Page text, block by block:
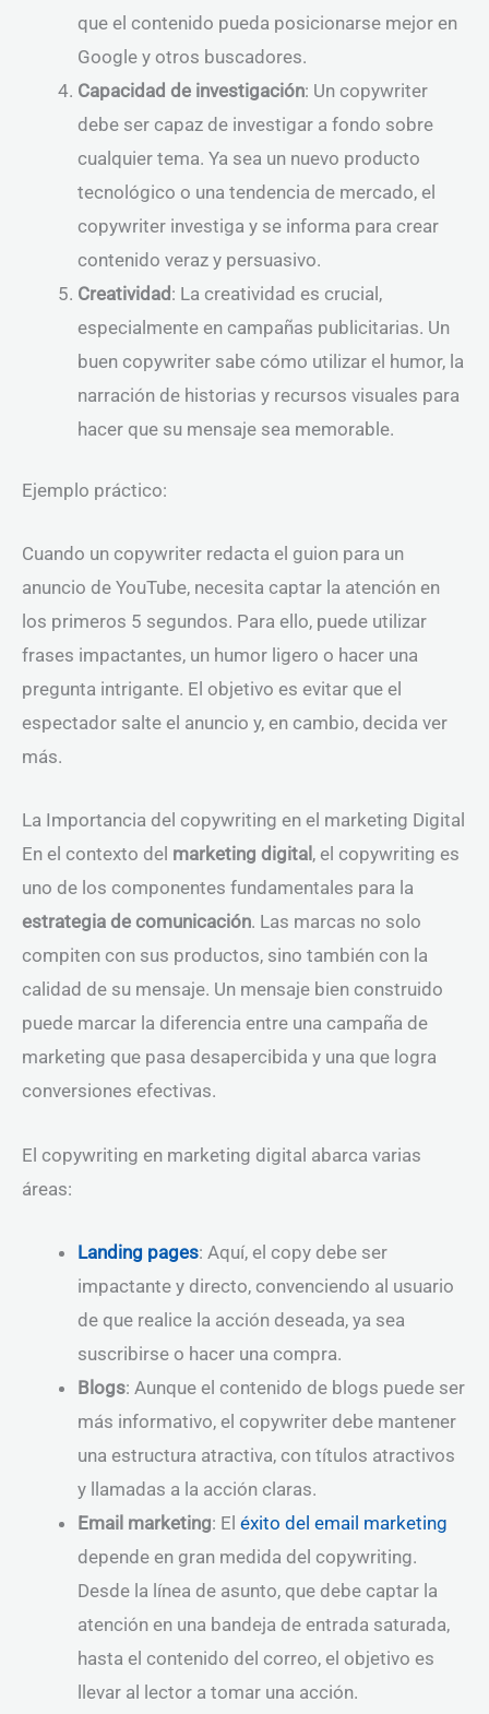
que el contenido pueda posicionarse mejor en
Google y otros buscadores.
Capacidad de investigación: Un copywriter
debe ser capaz de investigar a fondo sobre
cualquier tema. Ya sea un nuevo producto
tecnológico o una tendencia de mercado, el
copywriter investiga y se informa para crear
contenido veraz y persuasivo.
Creatividad: La creatividad es crucial,
especialmente en campañas publicitarias. Un
buen copywriter sabe cómo utilizar el humor, la
narración de historias y recursos visuales para
hacer que su mensaje sea memorable.
Ejemplo práctico:
Cuando un copywriter redacta el guion para un
anuncio de YouTube, necesita captar la atención en
los primeros 5 segundos. Para ello, puede utilizar
frases impactantes, un humor ligero o hacer una
pregunta intrigante. El objetivo es evitar que el
espectador salte el anuncio y, en cambio, decida ver
más.
La Importancia del copywriting en el marketing Digital
En el contexto del marketing digital , el copywriting es
uno de los componentes fundamentales para la
estrategia de comunicación. Las marcas no solo
compiten con sus productos, sino también con la
calidad de su mensaje. Un mensaje bien construido
puede marcar la diferencia entre una campaña de
marketing que pasa desapercibida y una que logra
conversiones efectivas.
El copywriting en marketing digital abarca varias
áreas:
Landing pages: Aquí, el copy debe ser
impactante y directo, convenciendo al usuario
de que realice la acción deseada, ya sea
suscribirse o hacer una compra.
Blogs: Aunque el contenido de blogs puede ser
más informativo, el copywriter debe mantener
una estructura atractiva, con títulos atractivos
y llamadas a la acción claras.
Email marketing: El éxito del email marketing
depende en gran medida del copywriting.
Desde la línea de asunto, que debe captar la
atención en una bandeja de entrada saturada,
hasta el contenido del correo, el objetivo es
llevar al lector a tomar una acción.